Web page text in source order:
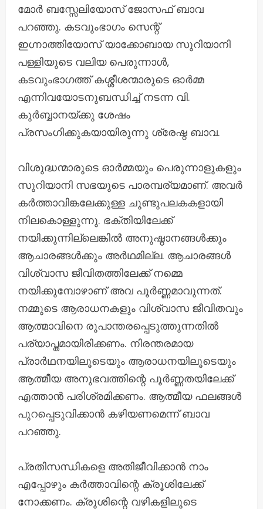
മോർ ബസ്സേലിയോസ് ജോസഫ് ബാവ
പറഞ്ഞു. കടവുംഭാഗം സെന്റ്
ഇഗ്നാത്തിയോസ് യാക്കോബായ സുറിയാനി
പള്ളിയുടെ വലിയ പെരുന്നാൾ,
കടവുംഭാഗത്ത് കശ്ശീശന്മാരുടെ ഓർമ്മ
എന്നിവയോടനുബന്ധിച്ച് നടന്ന വി.
കുർബ്ബാനയ്ക്കു ശേഷം
പ്രസംഗിക്കുകയായിരുന്നു ശ്രേഷ്ഠ ബാവ.
വിശുദ്ധന്മാരുടെ ഓർമ്മയും പെരുന്നാളുകളും
സുറിയാനി സഭയുടെ പാരമ്പര്യമാണ്. അവർ
കർത്താവിങ്കലേക്കുള്ള ചൂണ്ടുപലകകളായി
നിലകൊള്ളുന്നു. ഭക്തിയിലേക്ക്
നയിക്കുന്നില്ലെങ്കിൽ അനുഷ്ഠാനങ്ങൾക്കും
ആചാരങ്ങൾക്കും അർഥമില്ല. ആചാരങ്ങൾ
വിശ്വാസ ജീവിതത്തിലേക്ക് നമ്മെ
നയിക്കുമ്പോഴാണ് അവ പൂർണ്ണമാവുന്നത്.
നമ്മുടെ ആരാധനകളും വിശ്വാസ ജീവിതവും
ആത്മാവിനെ രൂപാന്തരപ്പെടുത്തുന്നതിൽ
പര്യാപ്തമായിരിക്കണം. നിരന്തരമായ
പ്രാർഥനയിലൂടെയും ആരാധനയിലൂടെയും
ആത്മീയ അനുഭവത്തിന്റെ പൂർണ്ണതയിലേക്ക്
എത്താൻ പരിശ്രമിക്കണം. ആത്മീയ ഫലങ്ങൾ
പുറപ്പെടുവിക്കാൻ കഴിയണമെന്ന് ബാവ
പറഞ്ഞു.
പ്രതിസന്ധികളെ അതിജീവിക്കാൻ നാം
എപ്പോഴും കർത്താവിന്റെ ക്രൂശിലേക്ക്
നോക്കണം. ക്രൂശിന്റെ വഴികളിലൂടെ